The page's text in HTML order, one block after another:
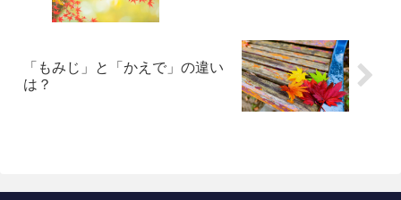
「もみじ」と「かえで」の違い
は？